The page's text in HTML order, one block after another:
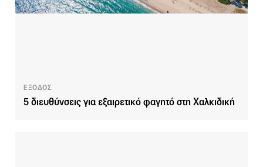
ΕΞΟΔΟΣ
5 διευθύνσεις για εξαιρετικό φαγητό στη Χαλκιδική